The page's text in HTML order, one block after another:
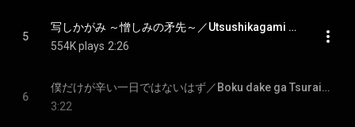
5
写しかがみ ～憎しみの矛先～／Utsushikagami ~Nikushimi no Hokosaki~
554K plays 2:26
6
僕だけが辛い一日ではないはず／Boku dake ga Tsurai Ichinichi de wa nai hazu
3:22